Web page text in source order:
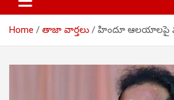
Home తాజా వార్తలు హిందూ ఆలయాలపై